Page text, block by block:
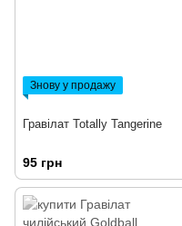
Знову у продажу
Гравілат Totally Tangerine
95 грн